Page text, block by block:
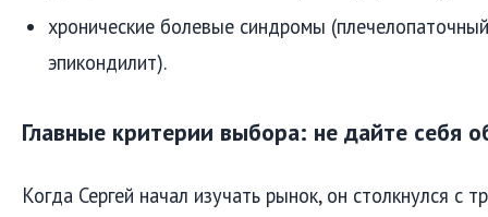
хронические болевые синдромы
эпикондилит).
Главные критерии выбора: не дайте себя
Когда Сергей начал изучать рынок, он столкнулся с